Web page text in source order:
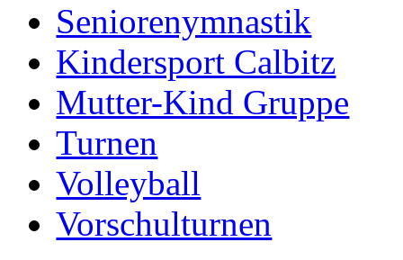
Seniorenymnastik
Kindersport Calbitz
Mutter-Kind Gruppe
Turnen
Volleyball
Vorschulturnen